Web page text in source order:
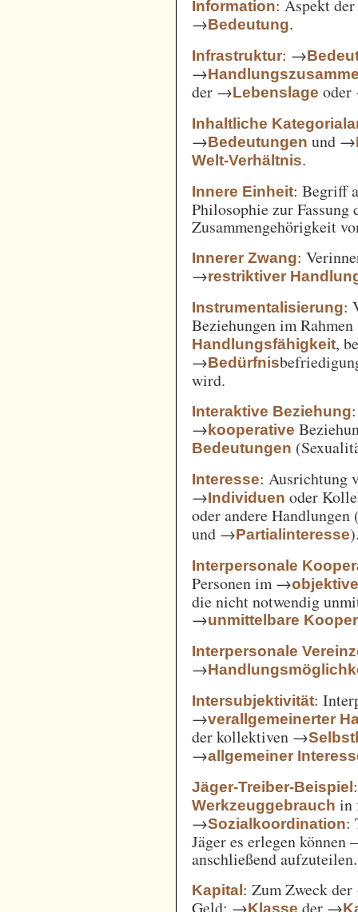
Information: Aspekt
→Bedeutung.
Infrastruktur: →
→
der →Lebenslage
Inhaltliche
→Bedeutungen und →
Welt-Verhältnis.
Innere Einheit: Begriff
Philosophie zur
Zusammengehörigkeit
Innerer Zwang:
→restriktiver
Instrumentalisierung:
Beziehungen im
Handlungsfähigkeit,
→Bedürfnis
wird.
Interaktive Beziehung
→kooperative
Bedeutungen
Interesse: Ausrichtung
→Individuen oder
oder andere
und →Partialinteresse
Interpersonale
Personen im →
die nicht notwendig
→unmittelbare
Interpersonale
→
Intersubjektivität:
→verallgemeinerter
der kollektiven →
→allgemeiner
Jäger-Treiber-Beispiel
Werkzeuggebrauch in
→Sozialkoordination:
Jäger es erlegen
anschließend aufzuteilen.
Kapital: Zum Zweck
Geld; →Klasse der →